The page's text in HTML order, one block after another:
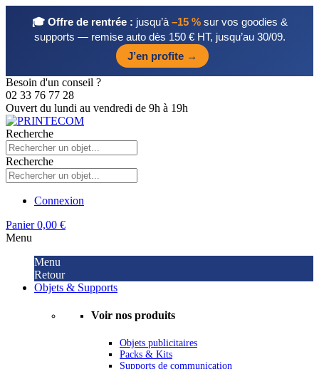
🎓 Offre de rentrée : jusqu’à –15 %sur vos goodies &
supports — remise auto dès 150 € HT, jusqu’au 30/09.
J’en profite →
Besoin d'un conseil ?
02 33 76 77 28
Ouvert du lundi au vendredi de 9h à 19h
Recherche
Recherche
Connexion
Panier 0,00 €
Menu
Menu
Retour
Objets & Supports
Voir nos produits
Objets publicitaires
Packs & Kits
Supports de communication